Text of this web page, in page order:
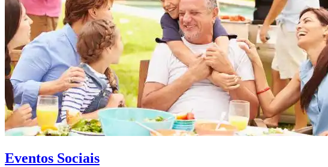
Eventos Sociais